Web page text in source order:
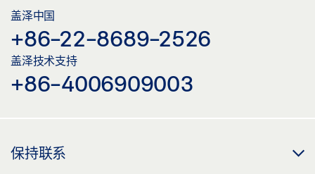
盖泽中国
+86-22-8689-2526
盖泽技术支持
+86-4006909003
保持联系